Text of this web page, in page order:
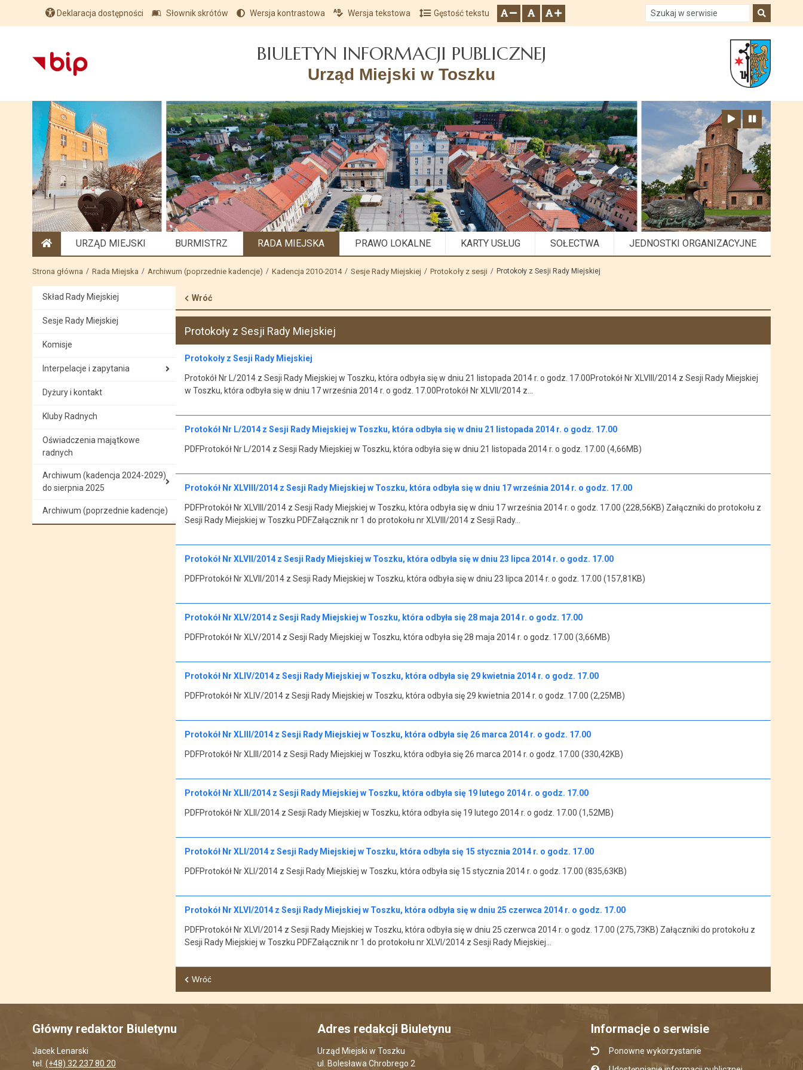
Przejdź do głównego menu
Przejdź do treści
Przejdź do mapy serwisu
Deklaracja dostępności Słownik skrótów Wersja kontrastowa Wersja tekstowa Gęstość tekstu
BIULETYN INFORMACJI PUBLICZNEJ
Urząd Miejski w Toszku
URZĄD MIEJSKI BURMISTRZ RADA MIEJSKA PRAWO LOKALNE KARTY USŁUG SOŁECTWA JEDNOSTKI ORGANIZACYJNE
Strona główna Rada Miejska Archiwum (poprzednie kadencje) Kadencja 2010-2014 Sesje Rady Miejskiej Protokoły z sesji Protokoły z Sesji Rady Miejskiej
Skład Rady Miejskiej
Sesje Rady Miejskiej
Komisje
Interpelacje i zapytania
Dyżury i kontakt
Kluby Radnych
Oświadczenia majątkowe
radnych
Archiwum (kadencja 2024-2029)
do sierpnia 2025
Archiwum (poprzednie kadencje)
Wróć
Protokoły z Sesji Rady Miejskiej
Protokoły z Sesji Rady Miejskiej
Protokół Nr L/2014 z Sesji Rady Miejskiej w Toszku, która odbyła się w dniu 21 listopada 2014 r. o godz. 17.00Protokół Nr XLVIII/2014 z Sesji Rady Miejskiej
w Toszku, która odbyła się w dniu 17 września 2014 r. o godz. 17.00Protokół Nr XLVII/2014 z…
Protokół Nr L/2014 z Sesji Rady Miejskiej w Toszku, która odbyła się w dniu 21 listopada 2014 r. o godz. 17.00
PDFProtokół Nr L/2014 z Sesji Rady Miejskiej w Toszku, która odbyła się w dniu 21 listopada 2014 r. o godz. 17.00 (4,66MB)
Protokół Nr XLVIII/2014 z Sesji Rady Miejskiej w Toszku, która odbyła się w dniu 17 września 2014 r. o godz. 17.00
PDFProtokół Nr XLVIII/2014 z Sesji Rady Miejskiej w Toszku, która odbyła się w dniu 17 września 2014 r. o godz. 17.00 (228,56KB) Załączniki do protokołu z
Sesji Rady Miejskiej w Toszku PDFZałącznik nr 1 do protokołu nr XLVIII/2014 z Sesji Rady…
Protokół Nr XLVII/2014 z Sesji Rady Miejskiej w Toszku, która odbyła się w dniu 23 lipca 2014 r. o godz. 17.00
PDFProtokół Nr XLVII/2014 z Sesji Rady Miejskiej w Toszku, która odbyła się w dniu 23 lipca 2014 r. o godz. 17.00 (157,81KB)
Protokół Nr XLV/2014 z Sesji Rady Miejskiej w Toszku, która odbyła się 28 maja 2014 r. o godz. 17.00
PDFProtokół Nr XLV/2014 z Sesji Rady Miejskiej w Toszku, która odbyła się 28 maja 2014 r. o godz. 17.00 (3,66MB)
Protokół Nr XLIV/2014 z Sesji Rady Miejskiej w Toszku, która odbyła się 29 kwietnia 2014 r. o godz. 17.00
PDFProtokół Nr XLIV/2014 z Sesji Rady Miejskiej w Toszku, która odbyła się 29 kwietnia 2014 r. o godz. 17.00 (2,25MB)
Protokół Nr XLIII/2014 z Sesji Rady Miejskiej w Toszku, która odbyła się 26 marca 2014 r. o godz. 17.00
PDFProtokół Nr XLIII/2014 z Sesji Rady Miejskiej w Toszku, która odbyła się 26 marca 2014 r. o godz. 17.00 (330,42KB)
Protokół Nr XLII/2014 z Sesji Rady Miejskiej w Toszku, która odbyła się 19 lutego 2014 r. o godz. 17.00
PDFProtokół Nr XLII/2014 z Sesji Rady Miejskiej w Toszku, która odbyła się 19 lutego 2014 r. o godz. 17.00 (1,52MB)
Protokół Nr XLI/2014 z Sesji Rady Miejskiej w Toszku, która odbyła się 15 stycznia 2014 r. o godz. 17.00
PDFProtokół Nr XLI/2014 z Sesji Rady Miejskiej w Toszku, która odbyła się 15 stycznia 2014 r. o godz. 17.00 (835,63KB)
Protokół Nr XLVI/2014 z Sesji Rady Miejskiej w Toszku, która odbyła się w dniu 25 czerwca 2014 r. o godz. 17.00
PDFProtokół Nr XLVI/2014 z Sesji Rady Miejskiej w Toszku, która odbyła się w dniu 25 czerwca 2014 r. o godz. 17.00 (275,73KB) Załączniki do protokołu z
Sesji Rady Miejskiej w Toszku PDFZałącznik nr 1 do protokołu nr XLVI/2014 z Sesji Rady Miejskiej…
Wróć
Główny redaktor Biuletynu
Jacek Lenarski
tel. (+48) 32 237 80 20
Adres redakcji Biuletynu
Urząd Miejski w Toszku
ul. Bolesława Chrobrego 2
Informacje o serwisie
Ponowne wykorzystanie